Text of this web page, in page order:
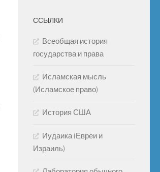
ССЫЛКИ
Всеобщая история
государства и права
Исламская мысль
(Исламское право)
История США
Иудаика (Евреи и
Израиль)